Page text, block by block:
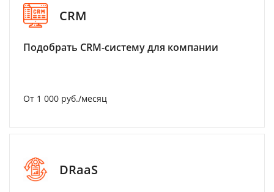
CRM
Подобрать CRM-систему для компании
От 1 000 руб./месяц
DRaaS